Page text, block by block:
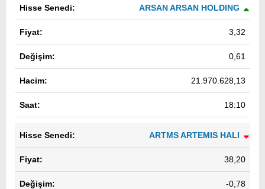
ARSAN ARSAN HOLDING
3,32
0,61
21.970.628,13
18:10
ARTMS ARTEMIS HALI
38,20
-0,78